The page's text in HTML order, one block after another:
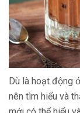
Dù là hoạt động
nên tìm hiểu và